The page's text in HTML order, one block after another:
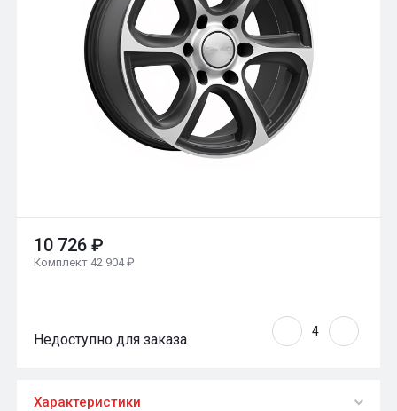
10 726 ₽
Комплект 42 904 ₽
Недоступно для заказа
Характеристики